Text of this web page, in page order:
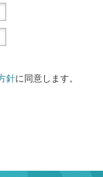
針に同意します。